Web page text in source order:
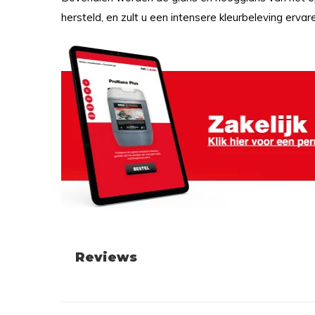
hersteld, en zult u een intensere kleurbeleving
Reviews